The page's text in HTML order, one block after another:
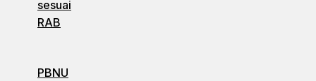
sesuai
RAB
PBNU